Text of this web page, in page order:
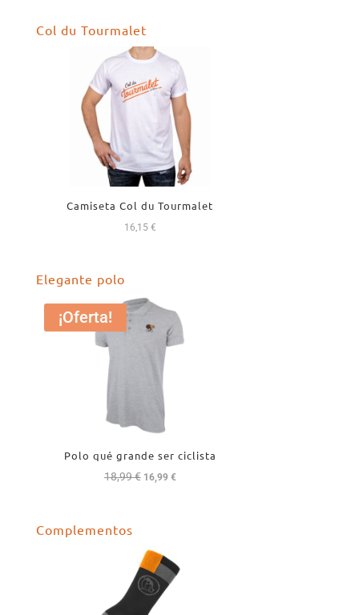
era:
52,00 €.
Col du Tourmalet
Camiseta Col du Tourmalet
16,15 €
Elegante polo
¡Oferta!
Polo qué grande ser ciclista
18,99€ El
18,99 €.
16,99 €El
Complementos